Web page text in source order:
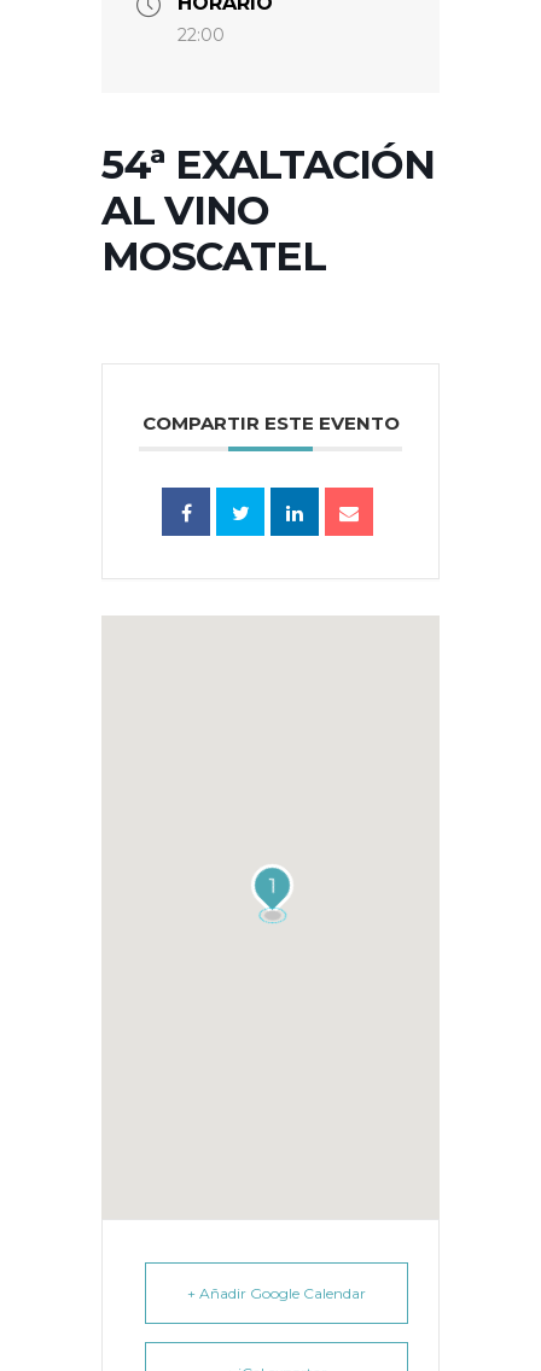
22:00
54ª EXALTACIÓN
AL VINO
MOSCATEL
COMPARTIR ESTE EVENTO
1
+ Añadir Google Calendar